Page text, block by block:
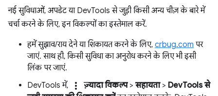
नई सुविधाओं, अपडेट या DevTools से जुड़ी किसी अन्य चीज़ के बारे में
चर्चा करने के लिए, इन विकल्पों का इस्तेमाल करें.
हमें सुझाव/राय देने या शिकायत करने के लिए, crbug.com पर
जाएं. साथ ही, किसी सुविधा का अनुरोध करने के लिए भी इसी
लिंक पर जाएं.
DevTools में,
more_vert ज़्यादा विकल्प> सहायता> DevTools से